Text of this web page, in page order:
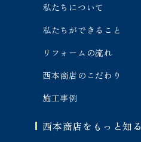
私たちについて
私たちができること
リフォームの流れ
西本商店のこだわり
施工事例
西本商店をもっと知る